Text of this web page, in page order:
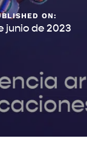
ON:
junio de 2023